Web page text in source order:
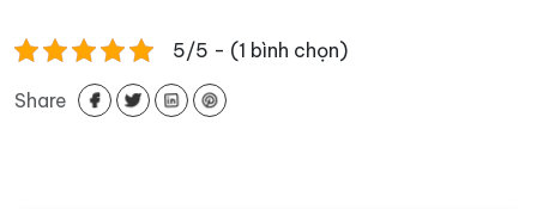
5/5 - (1 bình chọn)
Share